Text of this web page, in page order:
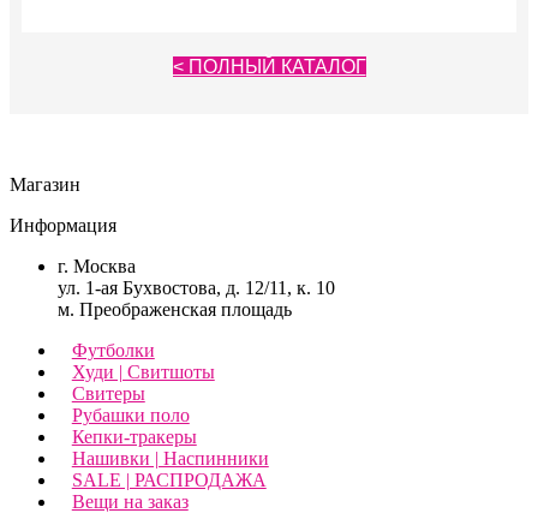
< ПОЛНЫЙ КАТАЛОГ
Магазин
Информация
г. Москва
ул. 1-ая Бухвостова, д. 12/11, к. 10
м. Преображенская площадь
Футболки
Худи | Свитшоты
Свитеры
Рубашки поло
Кепки-тракеры
Нашивки | Наспинники
SALE | РАСПРОДАЖА
Вещи на заказ